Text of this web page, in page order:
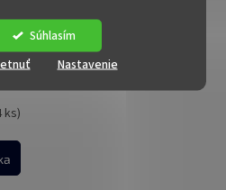
Súhlasím
Nastavenie
ks)